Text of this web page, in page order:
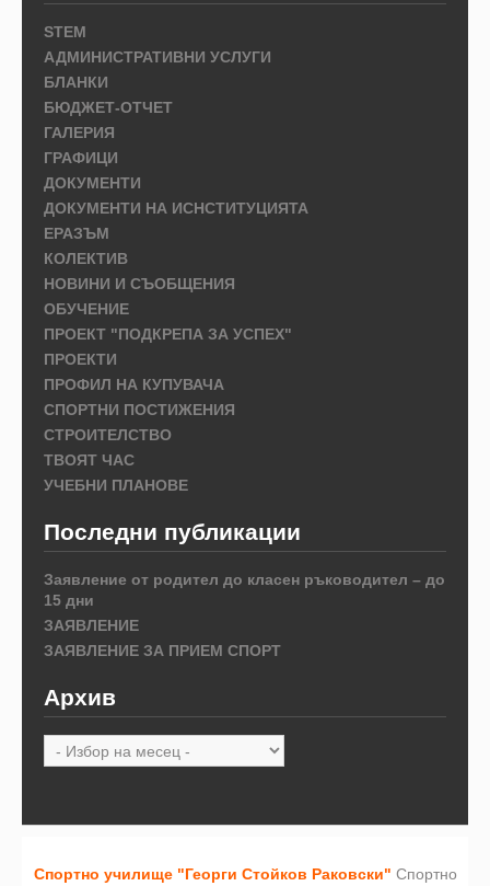
STEM
АДМИНИСТРАТИВНИ УСЛУГИ
БЛАНКИ
БЮДЖЕТ-ОТЧЕТ
ГАЛЕРИЯ
ГРАФИЦИ
ДОКУМЕНТИ
ДОКУМЕНТИ НА ИСНСТИТУЦИЯТА
ЕРАЗЪМ
КОЛЕКТИВ
НОВИНИ И СЪОБЩЕНИЯ
ОБУЧЕНИЕ
ПРОЕКТ "ПОДКРЕПА ЗА УСПЕХ"
ПРОЕКТИ
ПРОФИЛ НА КУПУВАЧА
СПОРТНИ ПОСТИЖЕНИЯ
СТРОИТЕЛСТВО
ТВОЯТ ЧАС
УЧЕБНИ ПЛАНОВЕ
Последни публикации
Заявление от родител до класен ръководител – до
15 дни
ЗАЯВЛЕНИЕ
ЗАЯВЛЕНИЕ ЗА ПРИЕМ СПОРТ
Архив
Архив
Спортно училище "Георги Стойков Раковски" Спортно